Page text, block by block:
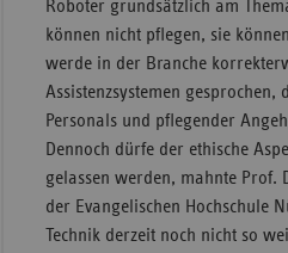
Roboter grundsätzlich am
können nicht pflegen, sie
werde in der Branche
Assistenzsystemen gesprochen,
Personals und pflegender
Dennoch dürfe der ethische
gelassen werden, mahnte Prof.
der Evangelischen Hochschule
Technik derzeit noch nicht so